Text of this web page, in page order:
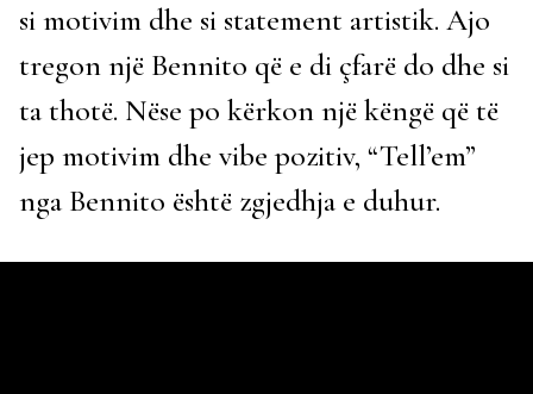
si motivim dhe si statement artistik. Ajo
tregon një Bennito që e di çfarë do dhe si
ta thotë. Nëse po kërkon një këngë që të
jep motivim dhe vibe pozitiv, “Tell’em”
nga Bennito është zgjedhja e duhur.